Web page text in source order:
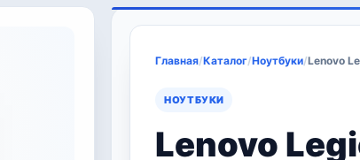
Главная/Каталог/Ноутбуки/Lenovo
НОУТБУКИ
Lenovo